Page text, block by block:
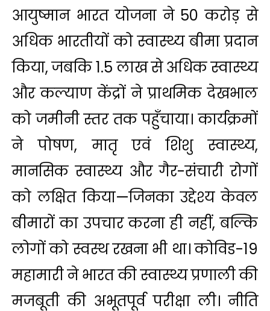
आयुष्मान भारत योजना ने 50 करोड़ से
अधिक भारतीयों को स्वास्थ्य बीमा प्रदान
किया, जबकि 1.5 लाख से अधिक स्वास्थ्य
और कल्याण केंद्रों ने प्राथमिक देखभाल
को जमीनी स्तर तक पहुँचाया। कार्यक्रमों
ने पोषण, मातृ एवं शिशु स्वास्थ्य,
मानसिक स्वास्थ्य और गैर-संचारी रोगों
को लक्षित किया—जिनका उद्देश्य केवल
बीमारों का उपचार करना ही नहीं, बल्कि
लोगों को स्वस्थ रखना भी था। कोविड-19
महामारी ने भारत की स्वास्थ्य प्रणाली की
मजबूती की अभूतपूर्व परीक्षा ली। नीति